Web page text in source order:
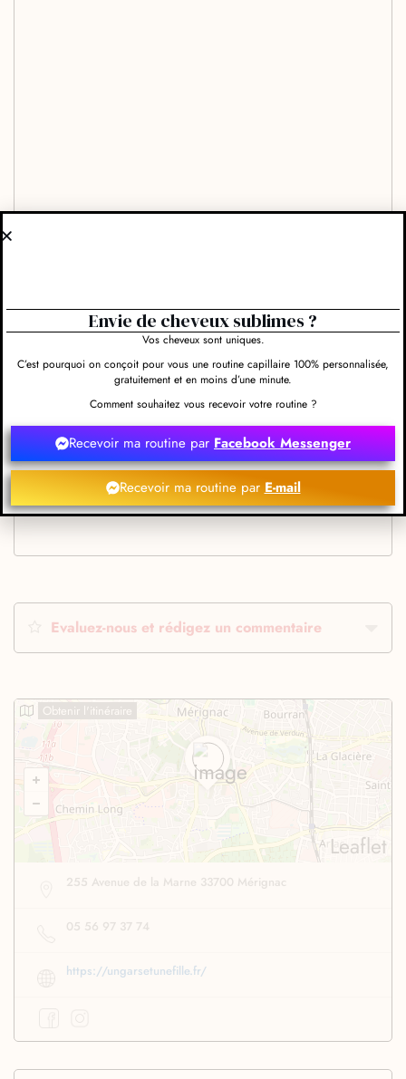
Evaluez-nous et rédigez un commentaire
Leaflet
Obtenir l'itinéraire
255 Avenue de la Marne 33700 Mérignac
05 56 97 37 74
https://ungarsetunefille.fr/
Envie de cheveux sublimes ?
Vos cheveux sont uniques.
C’est pourquoi on conçoit pour vous une routine capillaire 100% personnalisée,
gratuitement et en moins d’une minute.
Comment souhaitez vous recevoir votre routine ?
Recevoir ma routine parFacebook Messenger
Recevoir ma routine par E-mail